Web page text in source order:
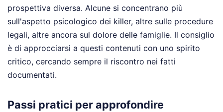
prospettiva diversa. Alcune si concentrano più
sull'aspetto psicologico dei killer, altre sulle procedure
legali, altre ancora sul dolore delle famiglie. Il consiglio
è di approcciarsi a questi contenuti con uno spirito
critico, cercando sempre il riscontro nei fatti
documentati.
Passi pratici per approfondire